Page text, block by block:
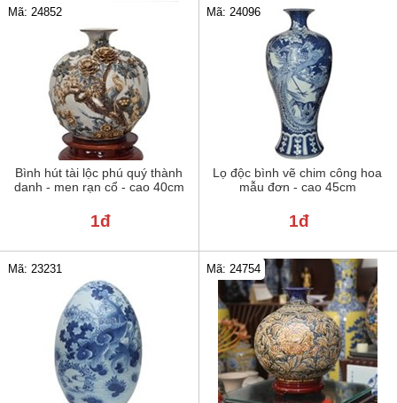
Bình hút tài lộc phú quý thành
danh - men rạn cổ - cao 40cm
Mã: 24852
1đ
Lọ độc bình vẽ chim công hoa
mẫu đơn - cao 45cm
Mã: 24096
1đ
Mã: 23231 Mã: 24754